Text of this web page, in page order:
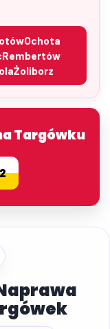
Ochota
Rembertów
Żoliborz
Targówku